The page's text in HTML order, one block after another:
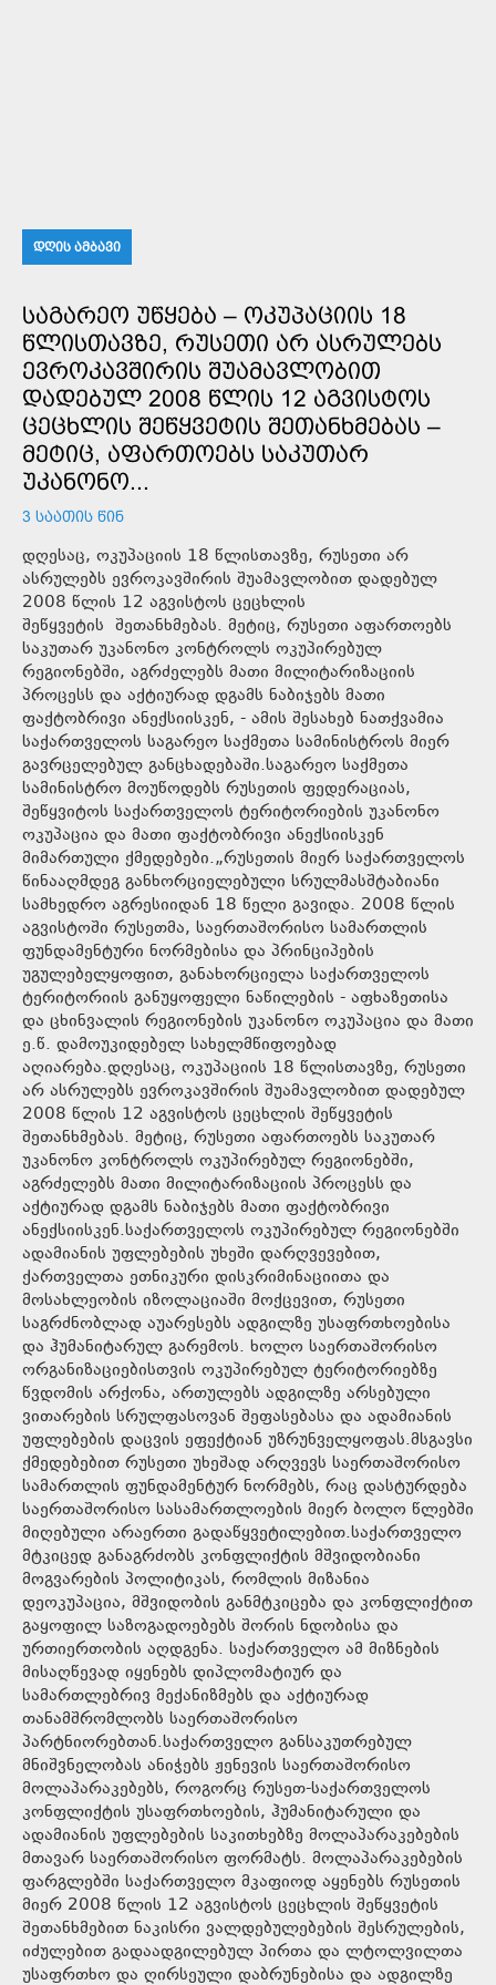
ᲓᲦᲘᲡ ᲐᲛᲑᲐᲕᲘ
ᲡᲐᲒᲐᲠᲔᲝ ᲣᲬᲧᲔᲑᲐ – ᲝᲙᲣᲞᲐᲪᲘᲘᲡ 18
ᲬᲚᲘᲡᲗᲐᲕᲖᲔ, ᲠᲣᲡᲔᲗᲘ ᲐᲠ ᲐᲡᲠᲣᲚᲔᲑᲡ
ᲔᲕᲠᲝᲙᲐᲕᲨᲘᲠᲘᲡ ᲨᲣᲐᲛᲐᲕᲚᲝᲑᲘᲗ
ᲓᲐᲓᲔᲑᲣᲚ 2008 ᲬᲚᲘᲡ 12 ᲐᲒᲕᲘᲡᲢᲝᲡ
ᲪᲔᲪᲮᲚᲘᲡ ᲨᲔᲬᲧᲕᲔᲢᲘᲡ ᲨᲔᲗᲐᲜᲮᲛᲔᲑᲐᲡ –
ᲛᲔᲢᲘᲪ, ᲐᲤᲐᲠᲗᲝᲔᲑᲡ ᲡᲐᲙᲣᲗᲐᲠ
ᲣᲙᲐᲜᲝᲜᲝ...
3 ᲡᲐᲐᲗᲘᲡ ᲬᲘᲜ
დღესაც, ოკუპაციის 18 წლისთავზე, რუსეთი არ
ასრულებს ევროკავშირის შუამავლობით დადებულ
2008 წლის 12 აგვისტოს ცეცხლის
შეწყვეტის შეთანხმებას. მეტიც, რუსეთი აფართოებს
საკუთარ უკანონო კონტროლს ოკუპირებულ
რეგიონებში, აგრძელებს მათი მილიტარიზაციის
პროცესს და აქტიურად დგამს ნაბიჯებს მათი
ფაქტობრივი ანექსიისკენ, - ამის შესახებ ნათქვამია
საქართველოს საგარეო საქმეთა სამინისტროს მიერ
გავრცელებულ განცხადებაში.საგარეო საქმეთა
სამინისტრო მოუწოდებს რუსეთის ფედერაციას,
შეწყვიტოს საქართველოს ტერიტორიების უკანონო
ოკუპაცია და მათი ფაქტობრივი ანექსიისკენ
მიმართული ქმედებები.„რუსეთის მიერ საქართველოს
წინააღმდეგ განხორციელებული სრულმასშტაბიანი
სამხედრო აგრესიიდან 18 წელი გავიდა. 2008 წლის
აგვისტოში რუსეთმა, საერთაშორისო სამართლის
ფუნდამენტური ნორმებისა და პრინციპების
უგულებელყოფით, განახორციელა საქართველოს
ტერიტორიის განუყოფელი ნაწილების - აფხაზეთისა
და ცხინვალის რეგიონების უკანონო ოკუპაცია და მათი
ე.წ. დამოუკიდებელ სახელმწიფოებად
აღიარება.დღესაც, ოკუპაციის 18 წლისთავზე, რუსეთი
არ ასრულებს ევროკავშირის შუამავლობით დადებულ
2008 წლის 12 აგვისტოს ცეცხლის შეწყვეტის
შეთანხმებას. მეტიც, რუსეთი აფართოებს საკუთარ
უკანონო კონტროლს ოკუპირებულ რეგიონებში,
აგრძელებს მათი მილიტარიზაციის პროცესს და
აქტიურად დგამს ნაბიჯებს მათი ფაქტობრივი
ანექსიისკენ.საქართველოს ოკუპირებულ რეგიონებში
ადამიანის უფლებების უხეში დარღვევებით,
ქართველთა ეთნიკური დისკრიმინაციითა და
მოსახლეობის იზოლაციაში მოქცევით, რუსეთი
საგრძნობლად აუარესებს ადგილზე უსაფრთხოებისა
და ჰუმანიტარულ გარემოს. ხოლო საერთაშორისო
ორგანიზაციებისთვის ოკუპირებულ ტერიტორიებზე
წვდომის არქონა, ართულებს ადგილზე არსებული
ვითარების სრულფასოვან შეფასებასა და ადამიანის
უფლებების დაცვის ეფექტიან უზრუნველყოფას.მსგავსი
ქმედებებით რუსეთი უხეშად არღვევს საერთაშორისო
სამართლის ფუნდამენტურ ნორმებს, რაც დასტურდება
საერთაშორისო სასამართლოების მიერ ბოლო წლებში
მიღებული არაერთი გადაწყვეტილებით.საქართველო
მტკიცედ განაგრძობს კონფლიქტის მშვიდობიანი
მოგვარების პოლიტიკას, რომლის მიზანია
დეოკუპაცია, მშვიდობის განმტკიცება და კონფლიქტით
გაყოფილ საზოგადოებებს შორის ნდობისა და
ურთიერთობის აღდგენა. საქართველო ამ მიზნების
მისაღწევად იყენებს დიპლომატიურ და
სამართლებრივ მექანიზმებს და აქტიურად
თანამშრომლობს საერთაშორისო
პარტნიორებთან.საქართველო განსაკუთრებულ
მნიშვნელობას ანიჭებს ჟენევის საერთაშორისო
მოლაპარაკებებს, როგორც რუსეთ-საქართველოს
კონფლიქტის უსაფრთხოების, ჰუმანიტარული და
ადამიანის უფლებების საკითხებზე მოლაპარაკებების
მთავარ საერთაშორისო ფორმატს. მოლაპარაკებების
ფარგლებში საქართველო მკაფიოდ აყენებს რუსეთის
მიერ 2008 წლის 12 აგვისტოს ცეცხლის შეწყვეტის
შეთანხმებით ნაკისრი ვალდებულებების შესრულების,
იძულებით გადაადგილებულ პირთა და ლტოლვილთა
უსაფრთხო და ღირსეული დაბრუნებისა და ადგილზე